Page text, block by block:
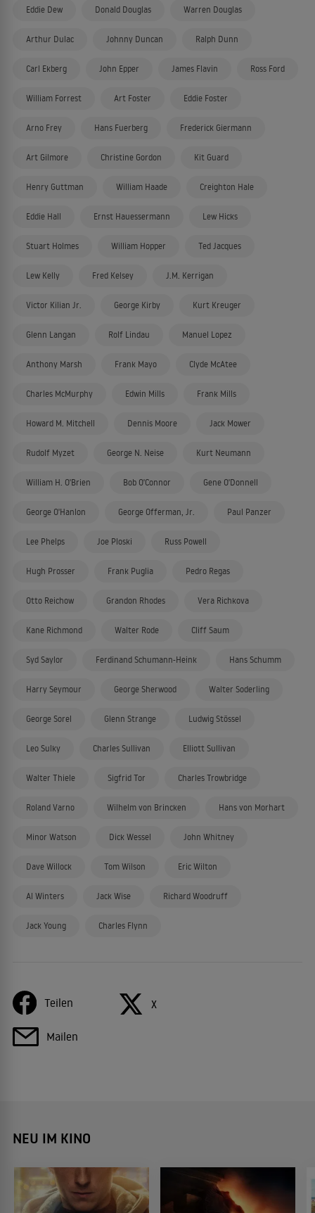
Eddie Dew Donald Douglas Warren Douglas
Arthur Dulac Johnny Duncan Ralph Dunn
Carl Ekberg John Epper James Flavin Ross Ford
William Forrest Art Foster Eddie Foster
Arno Frey Hans Fuerberg Frederick Giermann
Art Gilmore Christine Gordon Kit Guard
Henry Guttman William Haade Creighton Hale
Eddie Hall Ernst Hauessermann Lew Hicks
Stuart Holmes William Hopper Ted Jacques
Lew Kelly Fred Kelsey J.M. Kerrigan
Victor Kilian Jr. George Kirby Kurt Kreuger
Glenn Langan Rolf Lindau Manuel Lopez
Anthony Marsh Frank Mayo Clyde McAtee
Charles McMurphy Edwin Mills Frank Mills
Howard M. Mitchell Dennis Moore Jack Mower
Rudolf Myzet George N. Neise Kurt Neumann
William H. O'Brien Bob O'Connor Gene O'Donnell
George O'Hanlon George Offerman, Jr. Paul Panzer
Lee Phelps Joe Ploski Russ Powell
Hugh Prosser Frank Puglia Pedro Regas
Otto Reichow Grandon Rhodes Vera Richkova
Kane Richmond Walter Rode Cliff Saum
Syd Saylor Ferdinand Schumann-Heink Hans Schumm
Harry Seymour George Sherwood Walter Soderling
George Sorel Glenn Strange Ludwig Stössel
Leo Sulky Charles Sullivan Elliott Sullivan
Walter Thiele Sigfrid Tor Charles Trowbridge
Roland Varno Wilhelm von Brincken Hans von Morhart
Minor Watson Dick Wessel John Whitney
Dave Willock Tom Wilson Eric Wilton
Al Winters Jack Wise Richard Woodruff
Jack Young Charles Flynn
Teilen X
Mailen
NEU IM KINO